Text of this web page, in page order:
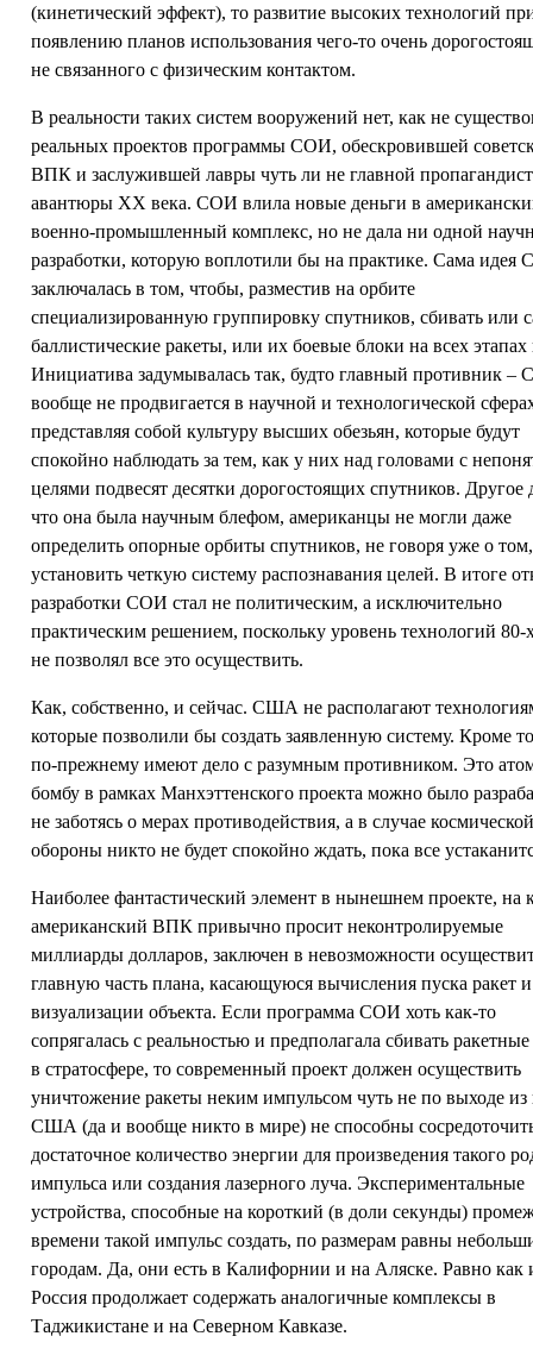
(кинетический эффект), то развитие высоких технологий
появлению планов использования чего-то очень
не связанного с физическим контактом.
В реальности таких систем вооружений нет, как не
реальных проектов программы СОИ, обескровившей
ВПК и заслужившей лавры чуть ли не главной
авантюры ХХ века. СОИ влила новые деньги в
военно-промышленный комплекс, но не дала ни одной
разработки, которую воплотили бы на практике. Сама идея
заключалась в том, чтобы, разместив на орбите
специализированную группировку спутников, сбивать или
баллистические ракеты, или их боевые блоки на всех этапах
Инициатива задумывалась так, будто главный противник –
вообще не продвигается в научной и технологической
представляя собой культуру высших обезьян, которые будут
спокойно наблюдать за тем, как у них над головами с
целями подвесят десятки дорогостоящих спутников. Другое
что она была научным блефом, американцы не могли даже
определить опорные орбиты спутников, не говоря уже о
установить четкую систему распознавания целей. В итоге
разработки СОИ стал не политическим, а исключительно
практическим решением, поскольку уровень технологий 80-
не позволял все это осуществить.
Как, собственно, и сейчас. США не располагают
которые позволили бы создать заявленную систему. Кроме
по-прежнему имеют дело с разумным противником. Это
бомбу в рамках Манхэттенского проекта можно было
не заботясь о мерах противодействия, а в случае
обороны никто не будет спокойно ждать, пока все
Наиболее фантастический элемент в нынешнем проекте, на
американский ВПК привычно просит неконтролируемые
миллиарды долларов, заключен в невозможности
главную часть плана, касающуюся вычисления пуска ракет и
визуализации объекта. Если программа СОИ хоть как-то
сопрягалась с реальностью и предполагала сбивать
в стратосфере, то современный проект должен осуществить
уничтожение ракеты неким импульсом чуть не по выходе
США (да и вообще никто в мире) не способны
достаточное количество энергии для произведения такого
импульса или создания лазерного луча. Экспериментальные
устройства, способные на короткий (в доли секунды)
времени такой импульс создать, по размерам равны
городам. Да, они есть в Калифорнии и на Аляске. Равно как
Россия продолжает содержать аналогичные комплексы в
Таджикистане и на Северном Кавказе.